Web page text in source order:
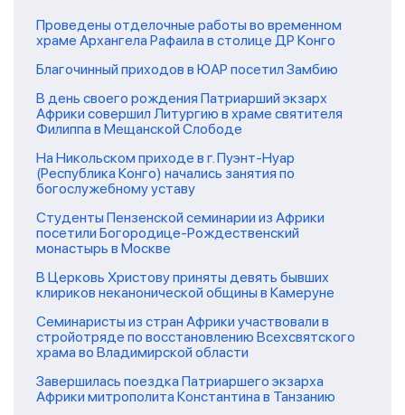
Проведены отделочные работы во временном
храме Архангела Рафаила в столице ДР Конго
Благочинный приходов в ЮАР посетил Замбию
В день своего рождения Патриарший экзарх
Африки совершил Литургию в храме святителя
Филиппа в Мещанской Слободе
На Никольском приходе в г. Пуэнт-Нуар
(Республика Конго) начались занятия по
богослужебному уставу
Студенты Пензенской семинарии из Африки
посетили Богородице-Рождественский
монастырь в Москве
В Церковь Христову приняты девять бывших
клириков неканонической общины в Камеруне
Семинаристы из стран Африки участвовали в
стройотряде по восстановлению Всехсвятского
храма во Владимирской области
Завершилась поездка Патриаршего экзарха
Африки митрополита Константина в Танзанию